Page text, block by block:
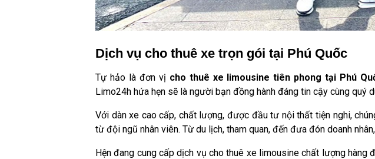
Dịch vụ cho thuê xe trọn gói tại Phú Quốc
Tự hảo là đơn vị cho thuê xe limousine tiên phong tại Phú
Limo24h hứa hẹn sẽ là người bạn đồng hành đáng tin cậy cùng quý
Với dàn xe cao cấp, chất lượng, được đầu tư nội thất tiện nghi,
từ đội ngũ nhân viên. Từ du lịch, tham quan, đến đưa đón doanh
Hện đang cung cấp dịch vụ cho thuê xe limousine chất lượng